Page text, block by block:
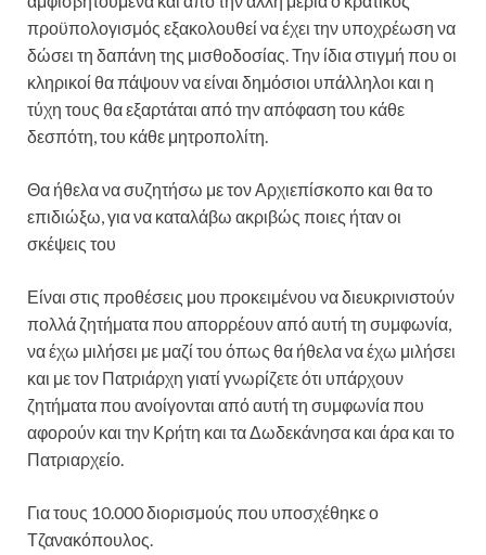
προϋπολογισμός εξακολουθεί να έχει την υποχρέωση να
δώσει τη δαπάνη της μισθοδοσίας. Την ίδια στιγμή που οι
κληρικοί θα πάψουν να είναι δημόσιοι υπάλληλοι και η
τύχη τους θα εξαρτάται από την απόφαση του κάθε
δεσπότη, του κάθε μητροπολίτη.
Θα ήθελα να συζητήσω με τον Αρχιεπίσκοπο και θα το
επιδιώξω, για να καταλάβω ακριβώς ποιες ήταν οι
σκέψεις του
Είναι στις προθέσεις μου προκειμένου να διευκρινιστούν
πολλά ζητήματα που απορρέουν από αυτή τη συμφωνία,
να έχω μιλήσει με μαζί του όπως θα ήθελα να έχω μιλήσει
και με τον Πατριάρχη γιατί γνωρίζετε ότι υπάρχουν
ζητήματα που ανοίγονται από αυτή τη συμφωνία που
αφορούν και την Κρήτη και τα Δωδεκάνησα και άρα και το
Πατριαρχείο.
Για τους 10.000 διορισμούς που υποσχέθηκε ο
Τζανακόπουλος.